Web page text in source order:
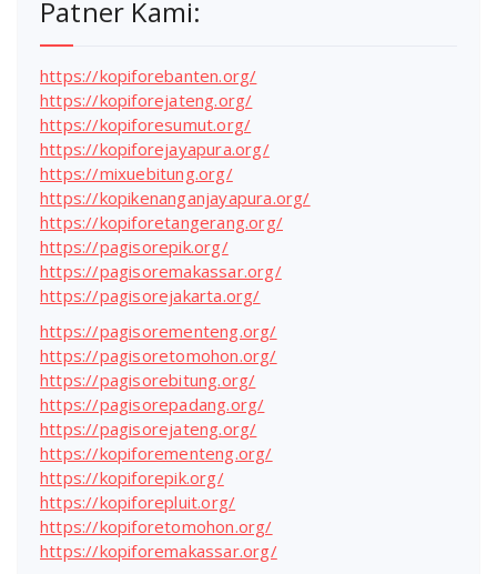
Patner Kami:
https://kopiforebanten.org/
https://kopiforejateng.org/
https://kopiforesumut.org/
https://kopiforejayapura.org/
https://mixuebitung.org/
https://kopikenanganjayapura.org/
https://kopiforetangerang.org/
https://pagisorepik.org/
https://pagisoremakassar.org/
https://pagisorejakarta.org/
https://pagisorementeng.org/
https://pagisoretomohon.org/
https://pagisorebitung.org/
https://pagisorepadang.org/
https://pagisorejateng.org/
https://kopiforementeng.org/
https://kopiforepik.org/
https://kopiforepluit.org/
https://kopiforetomohon.org/
https://kopiforemakassar.org/